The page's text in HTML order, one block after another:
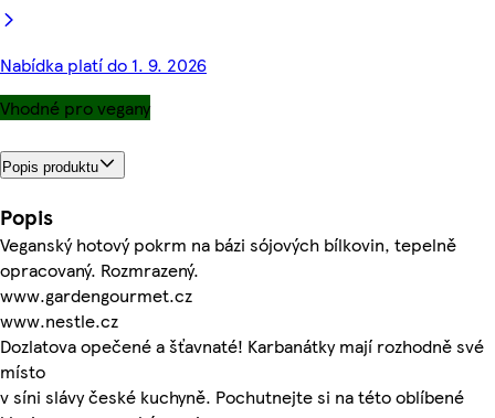
Nabídka platí do 1. 9. 2026
Vhodné pro vegany
Popis produktu
Popis
Veganský hotový pokrm na bázi sójových bílkovin, tepelně
opracovaný. Rozmrazený.
www.gardengourmet.cz
www.nestle.cz
Dozlatova opečené a šťavnaté! Karbanátky mají rozhodně své
místo
v síni slávy české kuchyně. Pochutnejte si na této oblíbené